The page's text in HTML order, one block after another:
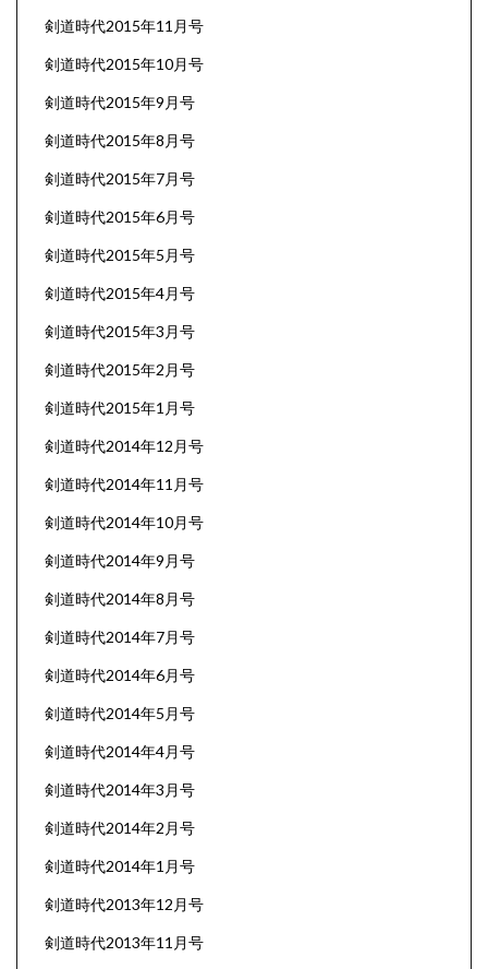
剣道時代2015年11月号
剣道時代2015年10月号
剣道時代2015年9月号
剣道時代2015年8月号
剣道時代2015年7月号
剣道時代2015年6月号
剣道時代2015年5月号
剣道時代2015年4月号
剣道時代2015年3月号
剣道時代2015年2月号
剣道時代2015年1月号
剣道時代2014年12月号
剣道時代2014年11月号
剣道時代2014年10月号
剣道時代2014年9月号
剣道時代2014年8月号
剣道時代2014年7月号
剣道時代2014年6月号
剣道時代2014年5月号
剣道時代2014年4月号
剣道時代2014年3月号
剣道時代2014年2月号
剣道時代2014年1月号
剣道時代2013年12月号
剣道時代2013年11月号